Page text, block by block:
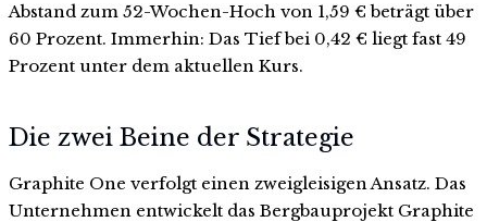
Abstand zum 52-Wochen-Hoch von 1,59 € beträgt über
60 Prozent. Immerhin: Das Tief bei 0,42 € liegt fast 49
Prozent unter dem aktuellen Kurs.
Die zwei Beine der Strategie
Graphite One verfolgt einen zweigleisigen Ansatz. Das
Unternehmen entwickelt das Bergbauprojekt Graphite